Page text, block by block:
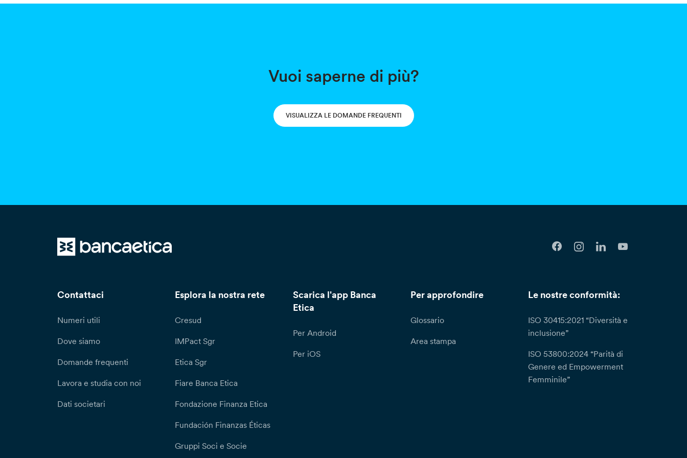
Vuoi saperne di più?
VISUALIZZA LE DOMANDE FREQUENTI
Contattaci
Numeri utili
Dove siamo
Domande frequenti
Lavora e studia con noi
Dati societari
Esplora la nostra rete
Cresud
IMPact Sgr
Etica Sgr
Fiare Banca Etica
Fondazione Finanza Etica
Fundación Finanzas Éticas
Gruppi Soci e Socie
Scarica l'app Banca
Etica
Per Android
Per iOS
Per approfondire
Glossario
Area stampa
Le nostre conformità:
ISO 30415:2021 “Diversità e
inclusione”
ISO 53800:2024 “Parità di
Genere ed Empowerment
Femminile”